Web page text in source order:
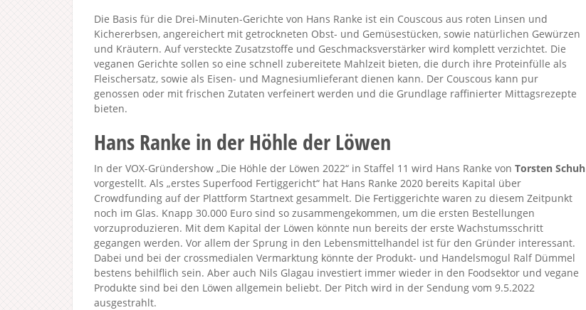
Die Basis für die Drei-Minuten-Gerichte von Hans Ranke ist ein Couscous aus roten Linsen und
Kichererbsen, angereichert mit getrockneten Obst- und Gemüsestücken, sowie natürlichen Gewürzen
und Kräutern. Auf versteckte Zusatzstoffe und Geschmacksverstärker wird komplett verzichtet. Die
veganen Gerichte sollen so eine schnell zubereitete Mahlzeit bieten, die durch ihre Proteinfülle als
Fleischersatz, sowie als Eisen- und Magnesiumlieferant dienen kann. Der Couscous kann pur
genossen oder mit frischen Zutaten verfeinert werden und die Grundlage raffinierter Mittagsrezepte
bieten.
Hans Ranke in der Höhle der Löwen
In der VOX-Gründershow „Die Höhle der Löwen 2022“ in Staffel 11 wird Hans Ranke von Torsten Schuh
vorgestellt. Als „erstes Superfood Fertiggericht“ hat Hans Ranke 2020 bereits Kapital über
Crowdfunding auf der Plattform Startnext gesammelt. Die Fertiggerichte waren zu diesem Zeitpunkt
noch im Glas. Knapp 30.000 Euro sind so zusammengekommen, um die ersten Bestellungen
vorzuproduzieren. Mit dem Kapital der Löwen könnte nun bereits der erste Wachstumsschritt
gegangen werden. Vor allem der Sprung in den Lebensmittelhandel ist für den Gründer interessant.
Dabei und bei der crossmedialen Vermarktung könnte der Produkt- und Handelsmogul Ralf Dümmel
bestens behilflich sein. Aber auch Nils Glagau investiert immer wieder in den Foodsektor und vegane
Produkte sind bei den Löwen allgemein beliebt. Der Pitch wird in der Sendung vom 9.5.2022
ausgestrahlt.